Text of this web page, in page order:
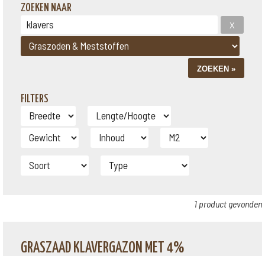
ZOEKEN NAAR
FILTERS
1 product gevonden
GRASZAAD KLAVERGAZON MET 4%